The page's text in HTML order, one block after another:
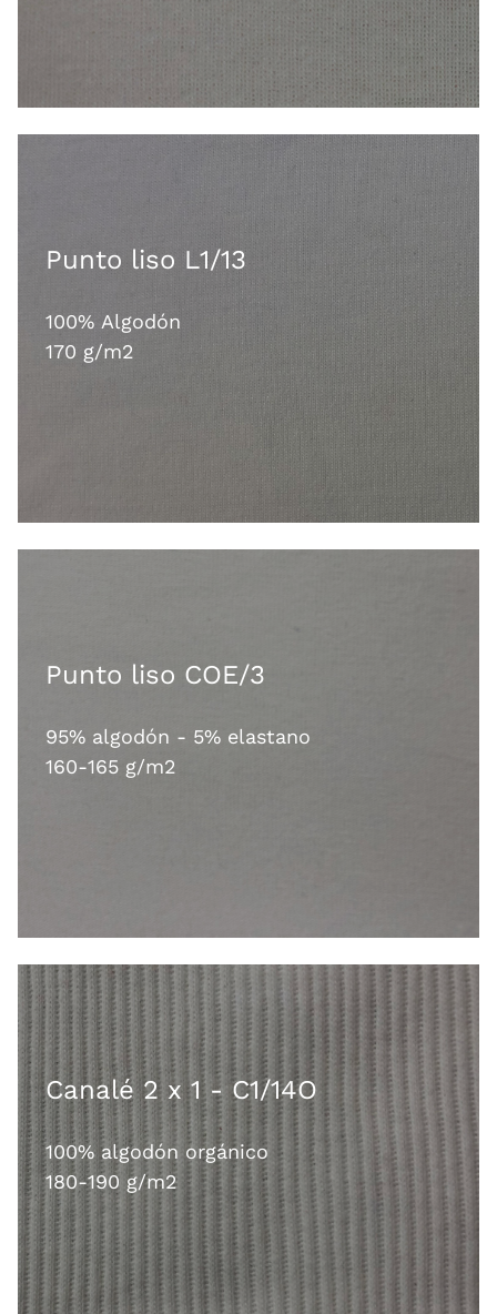
Punto liso L1/13
100% Algodón
170 g/m2
Punto liso COE/3
95% algodón - 5% elastano
160-165 g/m2
Canalé 2 x 1 - C1/14O
100% algodón orgánico
180-190 g/m2